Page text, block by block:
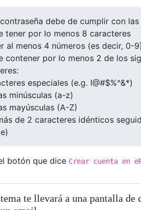
debe de cumplir con
tener por lo menos 8 caracteres
al menos 4 números (es decir, 0-9)
contener por lo menos 2 de los
especiales (e.g. I@#$%^&*)
minúsculas (a-z)
mayúsculas (A-Z)
de 2 caracteres idénticos
botón que dice Crear cuenta en
te llevará a una pantalla